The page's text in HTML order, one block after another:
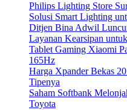
Philips Lighting Store
Solusi Smart Lighting
Ditjen Bina Adwil
Layanan Kearsipan
Tablet Gaming Xiaomi
165Hz
Harga Xpander Bekas
Tipenya
Saham Softbank
Toyota